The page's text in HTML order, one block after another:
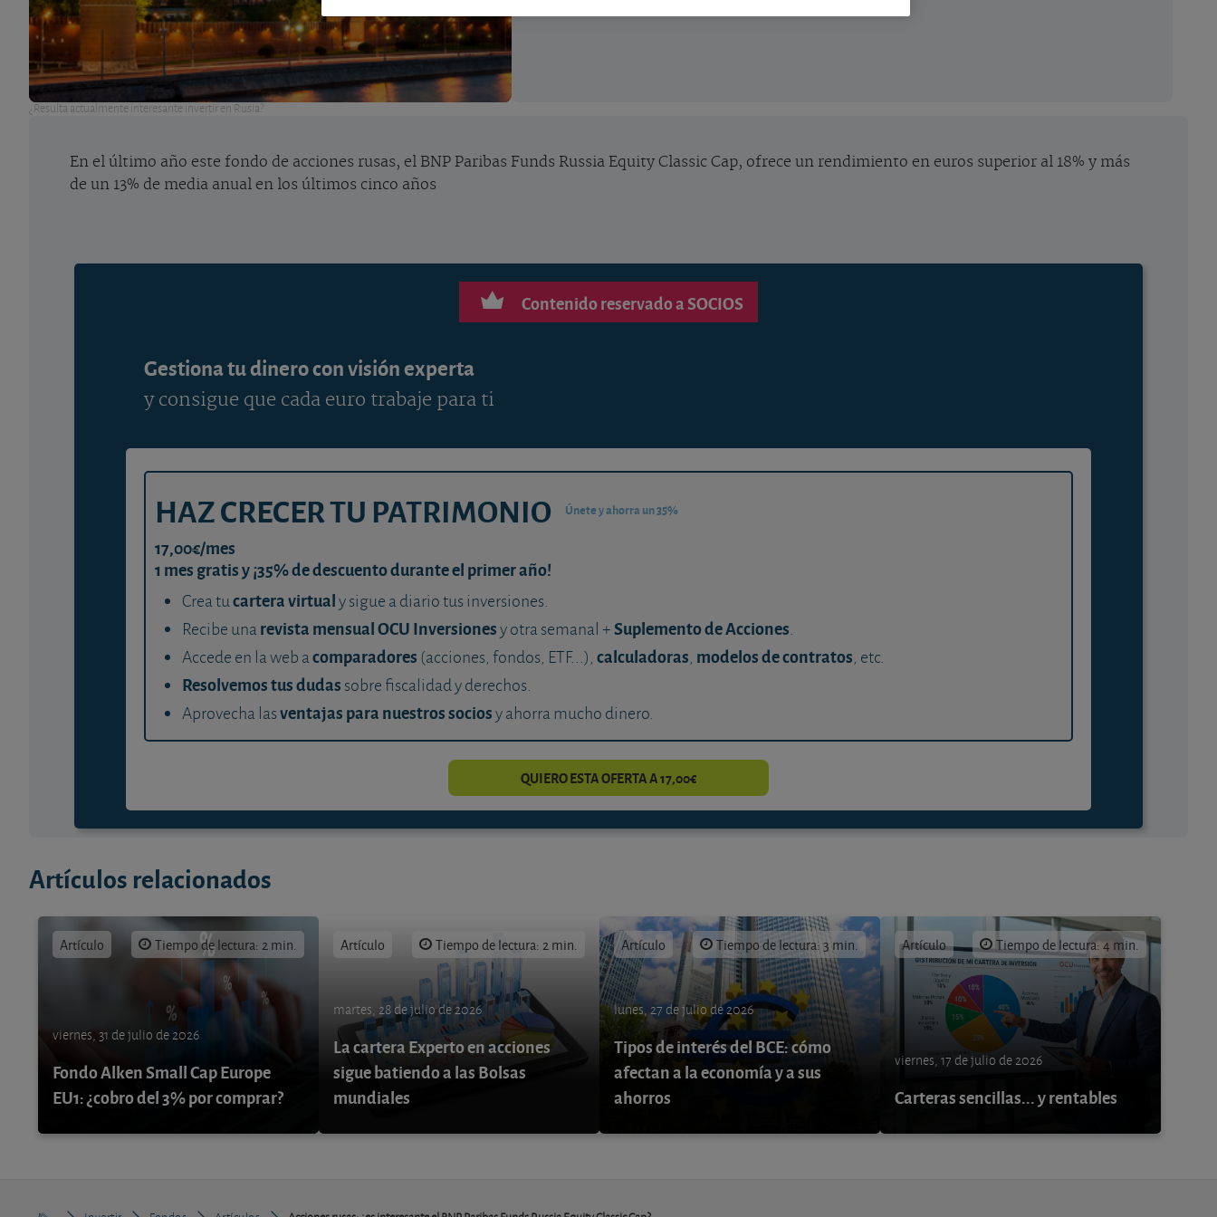
¿Resulta actualmente interesante invertir en Rusia?
En el último año este fondo de acciones rusas, el BNP Paribas Funds Russia Equity Classic Cap, ofrece un rendimiento en euros superior al 18% y más
de un 13% de media anual en los últimos cinco años
Contenido reservado a SOCIOS
Gestiona tu dinero con visión experta
y consigue que cada euro trabaje para ti
HAZ CRECER TU PATRIMONIO Únete y ahorra un 35%
17,00€/mes
1 mes gratis y ¡35% de descuento durante el primer año!
Crea tucartera virtualy sigue a diario tus inversiones.
Recibe unarevista mensual OCU Inversionesy otra semanal +Suplemento de Acciones.
Accede en la web acomparadores (acciones, fondos, ETF...), calculadoras, modelos de contratos, etc.
Resolvemos tus dudas sobre fiscalidad y derechos.
Aprovecha lasventajas para nuestros sociosy ahorra mucho dinero.
QUIERO ESTA OFERTA A 17,00€
Artículos relacionados
Artículo Tiempo de lectura: 2 min.
viernes, 31 de julio de 2026
Fondo Alken Small Cap Europe
EU1: ¿cobro del 3% por comprar?
Artículo Tiempo de lectura: 2 min.
martes, 28 de julio de 2026
La cartera Experto en acciones
sigue batiendo a las Bolsas
mundiales
Artículo Tiempo de lectura: 3 min.
lunes, 27 de julio de 2026
Tipos de interés del BCE: cómo
afectan a la economía y a sus
ahorros
Artículo Tiempo de lectura: 4 min.
viernes, 17 de julio de 2026
Carteras sencillas... y rentables